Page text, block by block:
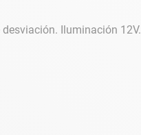
Iluminación 12V.